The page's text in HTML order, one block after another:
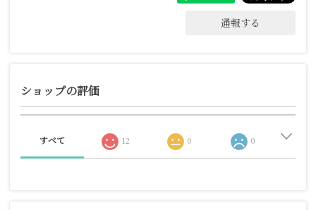
通報する
ショップの評価
すべて 12 0 0